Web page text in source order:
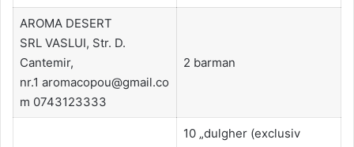
AROMA DESERT
SRL VASLUI, Str. D.
Cantemir,
nr.1 aromacopou@gmail.co
m 0743123333
2 barman
10 „dulgher (exclusiv